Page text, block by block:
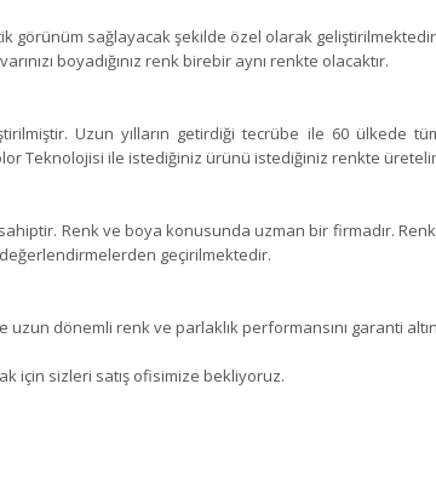
görünüm sağlayacak şekilde özel olarak
boyadığınız renk birebir aynı renkte olacaktır.
Uzun yılların getirdiği tecrübe ile 60 ülkede
Teknolojisi ile istediğiniz ürünü istediğiniz renkte
Renk ve boya konusunda uzman bir firmadır. Renk
geçirilmektedir.
dönemli renk ve parlaklık performansını garanti
için sizleri satış ofisimize bekliyoruz.